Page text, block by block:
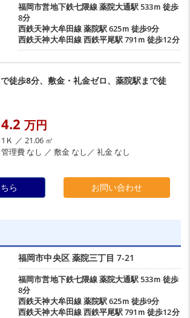
福岡市営地下鉄七隈線薬院大通駅533ｍ 徒歩
8分
西鉄天神大牟田線薬院駅625ｍ 徒歩9分
西鉄天神大牟田線西鉄平尾駅791ｍ 徒歩12分
徒歩8分、敷金・礼金ゼロ、薬院駅まで徒
4.2 万円
1Ｋ ／ 21.06 ㎡
管理費 なし ／ 敷金 なし／ 礼金 なし
ら お問い合わせ
福岡市中央区 薬院三丁目 7-21
福岡市営地下鉄七隈線薬院大通駅533ｍ 徒歩
8分
西鉄天神大牟田線薬院駅625ｍ 徒歩9分
西鉄天神大牟田線西鉄平尾駅791ｍ 徒歩12分